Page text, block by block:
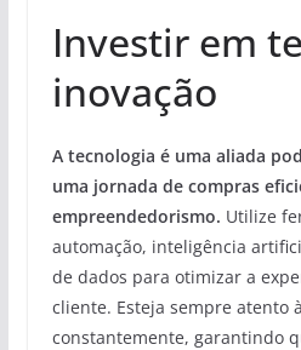
Investir em
inovação
A tecnologia é uma aliada
uma jornada de compras
empreendedorismo. Utilize
automação, inteligência
de dados para otimizar a
cliente. Esteja sempre atento
constantemente, garantindo